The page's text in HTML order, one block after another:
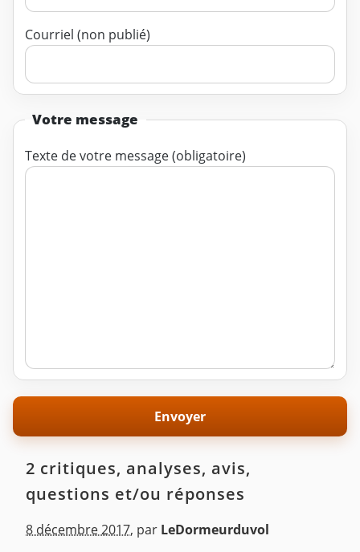
Courriel (non publié)
Votre message
Texte de votre message (obligatoire)
2 critiques, analyses, avis,
questions et/ou réponses
8 décembre 2017, par LeDormeurduvol